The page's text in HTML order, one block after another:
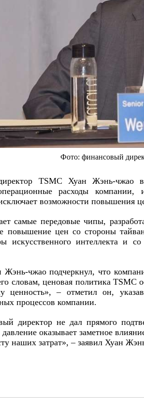
Фото: финансовый
TSMC Хуан Жэнь-чжао
расходы
возможности повышения
самые передовые чипы,
повышение цен со стороны
искусственного интеллекта и
чжао подчеркнул, что
словам, ценовая политика
ценность», – отметил он,
процессов компании.
директор не дал прямого
оказывает заметное
наших затрат», – заявил Хуан